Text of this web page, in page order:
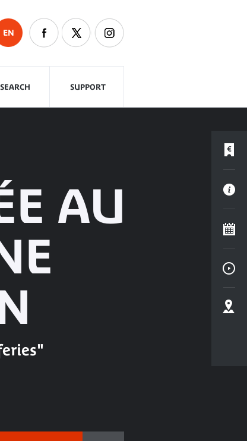
EN
SUPPORT
AU